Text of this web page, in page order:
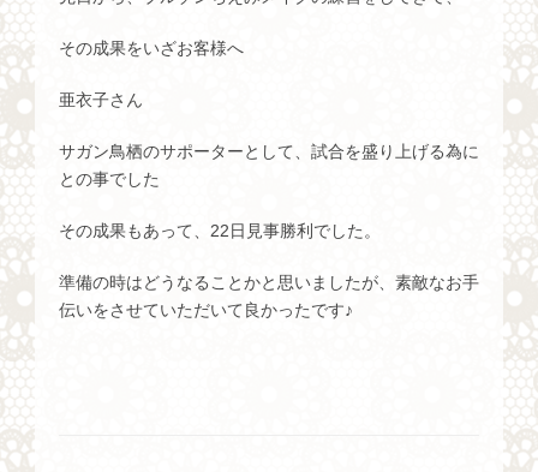
その成果をいざお客様へ
亜衣子さん
サガン鳥栖のサポーターとして、試合を盛り上げる為に
との事でした
その成果もあって、22日見事勝利でした。
準備の時はどうなることかと思いましたが、素敵なお手
伝いをさせていただいて良かったです♪